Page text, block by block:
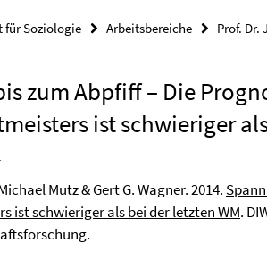
für Soziologie Arbeitsbereiche Prof. Dr.
zum Abpfiff – Die
ist schwieriger
Mutz & Gert G. Wagner. 2014.
ist schwieriger als bei der letzten WM.